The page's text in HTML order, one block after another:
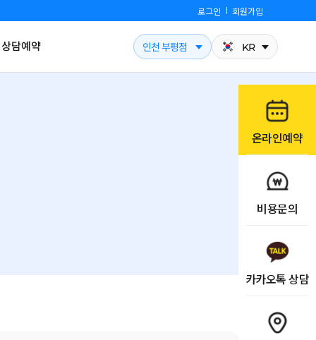
로그인 회원가입
상담예약 인천 부평점 KR
온라인예약
비용문의
카카오톡 상담